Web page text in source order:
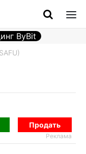
ByBit
Продать
Реклама